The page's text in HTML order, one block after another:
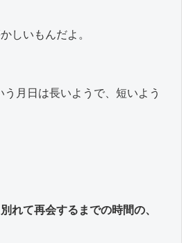
しいもんだよ。
月日は長いようで、短いよう
れて再会するまでの時間の、